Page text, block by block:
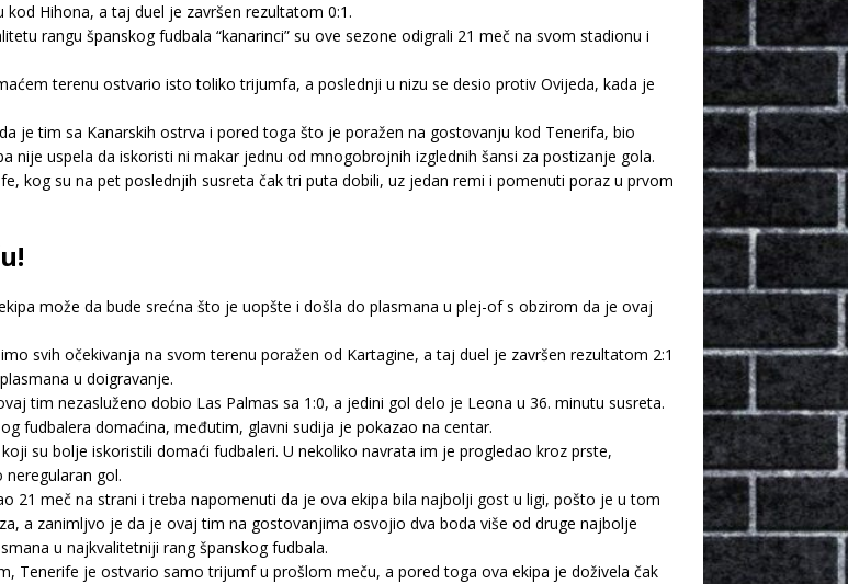
Hihona, a taj duel je završen rezultatom 0:1.
rangu španskog fudbala “kanarinci” su ove sezone odigrali 21 meč na svom stadionu i
terenu ostvario isto toliko trijumfa, a poslednji u nizu se desio protiv Ovijeda, kada je
je tim sa Kanarskih ostrva i pored toga što je poražen na gostovanju kod Tenerifa, bio
nije uspela da iskoristi ni makar jednu od mnogobrojnih izglednih šansi za postizanje gola.
kog su na pet poslednjih susreta čak tri puta dobili, uz jedan remi i pomenuti poraz u prvom
može da bude srećna što je uopšte i došla do plasmana u plej-of s obzirom da je ovaj
svih očekivanja na svom terenu poražen od Kartagine, a taj duel je završen rezultatom 2:1
u doigravanje.
tim nezasluženo dobio Las Palmas sa 1:0, a jedini gol delo je Leona u 36. minutu susreta.
fudbalera domaćina, međutim, glavni sudija je pokazao na centar.
su bolje iskoristili domaći fudbaleri. U nekoliko navrata im je progledao kroz prste,
gol.
21 meč na strani i treba napomenuti da je ova ekipa bila najbolji gost u ligi, pošto je u tom
a zanimljvo je da je ovaj tim na gostovanjima osvojio dva boda više od druge najbolje
u najkvalitetniji rang španskog fudbala.
Tenerife je ostvario samo trijumf u prošlom meču, a pored toga ova ekipa je doživela čak